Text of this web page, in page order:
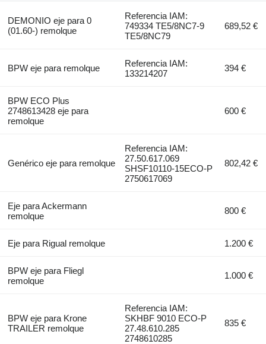
DEMONIO eje para 0
(01.60-) remolque
Referencia IAM:
749334 TE5/8NC7-9
TE5/8NC79
689,52 €
BPW eje para remolque
Referencia IAM:
133214207
394 €
BPW ECO Plus
2748613428 eje para
remolque
600 €
Genérico eje para remolque
Referencia IAM:
27.50.617.069
SHSF10110-15ECO-P
2750617069
802,42 €
Eje para Ackermann
remolque
800 €
Eje para Rigual remolque 1.200 €
BPW eje para Fliegl
remolque
1.000 €
BPW eje para Krone
TRAILER remolque
Referencia IAM:
SKHBF 9010 ECO-P
27.48.610.285
2748610285
835 €